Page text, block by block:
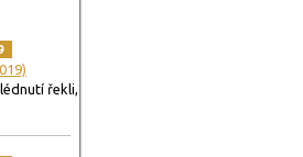
řekli,